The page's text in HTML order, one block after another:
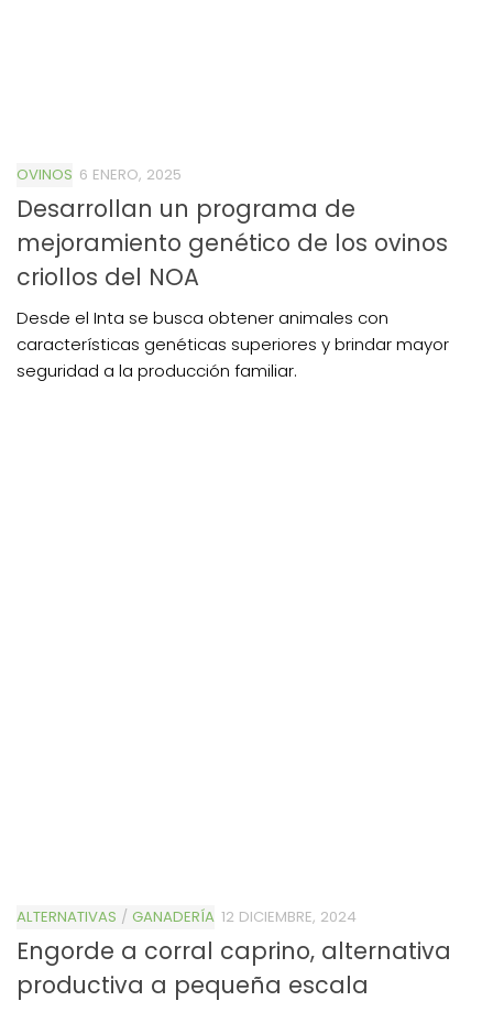
OVINOS 6 ENERO, 2025
Desarrollan un programa de
mejoramiento genético de los ovinos
criollos del NOA
Desde el Inta se busca obtener animales con
características genéticas superiores y brindar mayor
seguridad a la producción familiar.
ALTERNATIVAS / GANADERÍA 12 DICIEMBRE, 2024
Engorde a corral caprino, alternativa
productiva a pequeña escala